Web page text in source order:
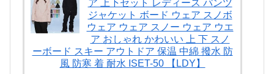
ア 上下セット レディース パンツ
ジャケット ボード ウェア スノボ
ウェア ウェア スノー ウェア ウエ
ア おしゃれ かわいい 上 下 スノ
ーボード スキー アウトドア 保温 中綿 撥水 防
風 防寒 着 耐水 ISET-50 【LDY】